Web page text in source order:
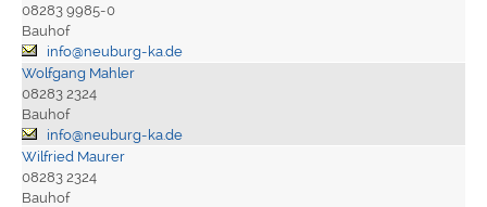
08283 9985-0
Bauhof
info@neuburg-ka.de
Wolfgang Mahler
08283 2324
Bauhof
info@neuburg-ka.de
Wilfried Maurer
08283 2324
Bauhof